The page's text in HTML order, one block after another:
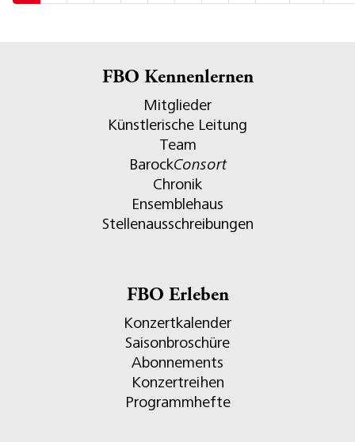
FBO Kennenlernen
Mitglieder
Künstlerische Leitung
Team
BarockConsort
Chronik
Ensemblehaus
Stellenausschreibungen
FBO Erleben
Konzertkalender
Saisonbroschüre
Abonnements
Konzertreihen
Programmhefte